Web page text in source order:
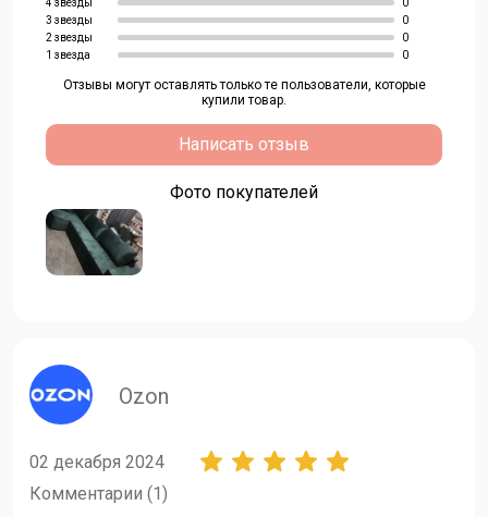
ozon
02 декабря 2024
Комментарии (1)
4 звезды
0
3 звезды
0
2 звезды
0
1 звезда
0
Отзывы могут оставлять только те пользователи, которые
купили товар.
Написать отзыв
Фото покупателей